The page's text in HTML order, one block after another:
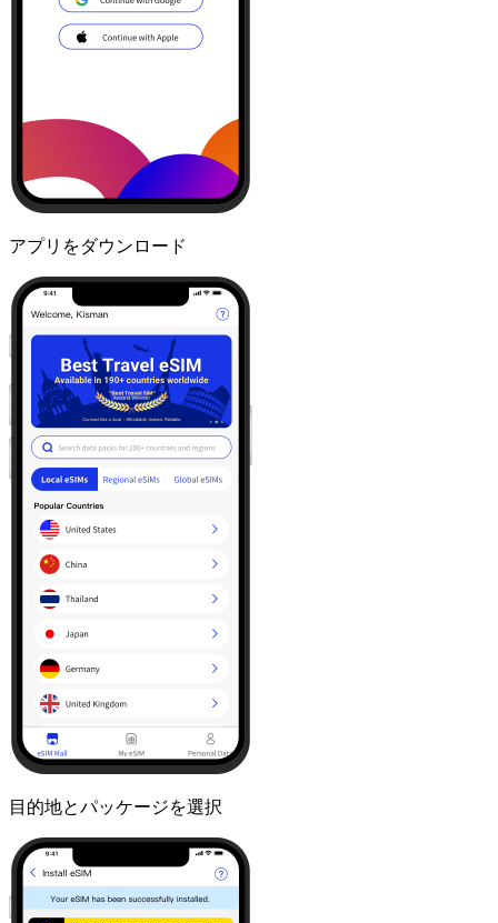
アプリをダウンロード
目的地とパッケージを選択